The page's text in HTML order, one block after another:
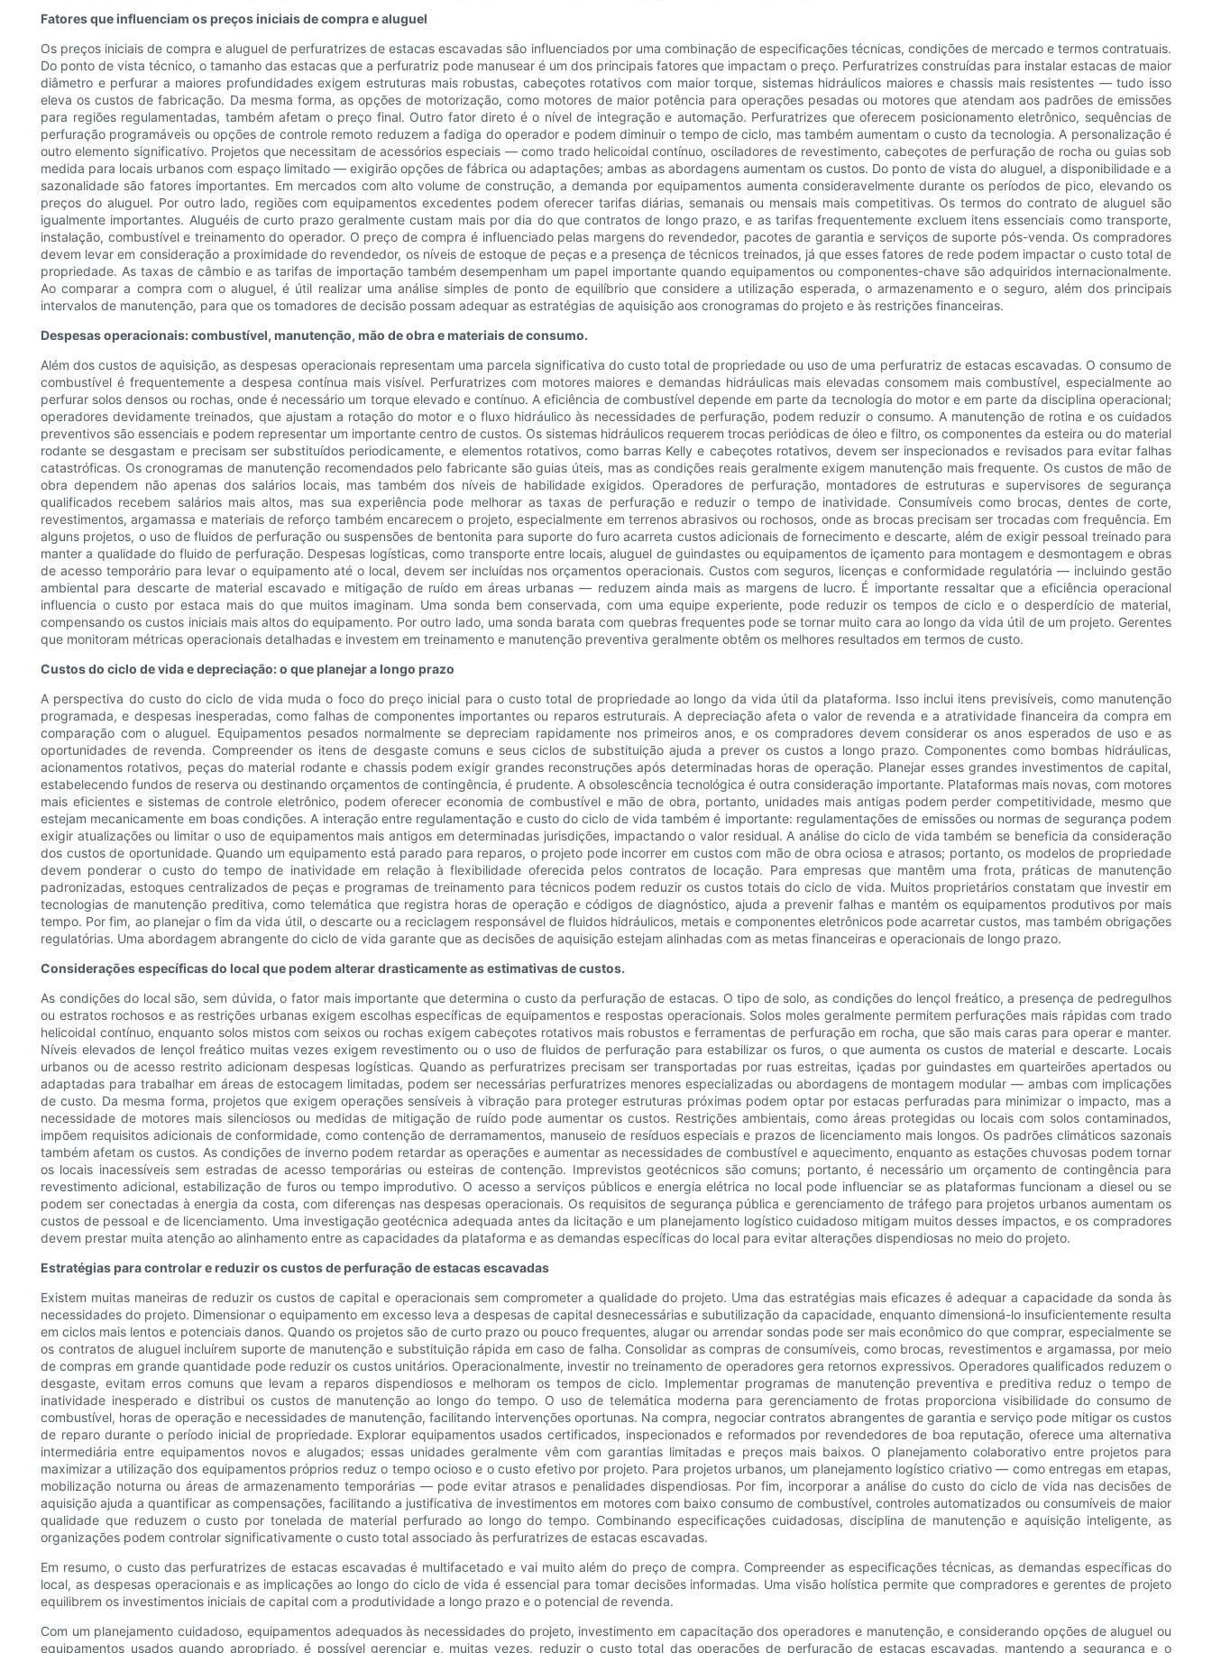
Fatores que influenciam os preços iniciais de compra e aluguel
Os preços iniciais de compra e aluguel de perfuratrizes de estacas escavadas são influenciados por uma combinação de especificações técnicas, condições de mercado e termos contratuais.
Do ponto de vista técnico, o tamanho das estacas que a perfuratriz pode manusear é um dos principais fatores que impactam o preço. Perfuratrizes construídas para instalar estacas de maior
diâmetro e perfurar a maiores profundidades exigem estruturas mais robustas, cabeçotes rotativos com maior torque, sistemas hidráulicos maiores e chassis mais resistentes — tudo isso
eleva os custos de fabricação. Da mesma forma, as opções de motorização, como motores de maior potência para operações pesadas ou motores que atendam aos padrões de emissões
para regiões regulamentadas, também afetam o preço final. Outro fator direto é o nível de integração e automação. Perfuratrizes que oferecem posicionamento eletrônico, sequências de
perfuração programáveis ​​ou opções de controle remoto reduzem a fadiga do operador e podem diminuir o tempo de ciclo, mas também aumentam o custo da tecnologia. A personalização é
outro elemento significativo. Projetos que necessitam de acessórios especiais — como trado helicoidal contínuo, osciladores de revestimento, cabeçotes de perfuração de rocha ou guias sob
medida para locais urbanos com espaço limitado — exigirão opções de fábrica ou adaptações; ambas as abordagens aumentam os custos. Do ponto de vista do aluguel, a disponibilidade e a
sazonalidade são fatores importantes. Em mercados com alto volume de construção, a demanda por equipamentos aumenta consideravelmente durante os períodos de pico, elevando os
preços do aluguel. Por outro lado, regiões com equipamentos excedentes podem oferecer tarifas diárias, semanais ou mensais mais competitivas. Os termos do contrato de aluguel são
igualmente importantes. Aluguéis de curto prazo geralmente custam mais por dia do que contratos de longo prazo, e as tarifas frequentemente excluem itens essenciais como transporte,
instalação, combustível e treinamento do operador. O preço de compra é influenciado pelas margens do revendedor, pacotes de garantia e serviços de suporte pós-venda. Os compradores
devem levar em consideração a proximidade do revendedor, os níveis de estoque de peças e a presença de técnicos treinados, já que esses fatores de rede podem impactar o custo total de
propriedade. As taxas de câmbio e as tarifas de importação também desempenham um papel importante quando equipamentos ou componentes-chave são adquiridos internacionalmente.
Ao comparar a compra com o aluguel, é útil realizar uma análise simples de ponto de equilíbrio que considere a utilização esperada, o armazenamento e o seguro, além dos principais
intervalos de manutenção, para que os tomadores de decisão possam adequar as estratégias de aquisição aos cronogramas do projeto e às restrições financeiras.
Despesas operacionais: combustível, manutenção, mão de obra e materiais de consumo.
Além dos custos de aquisição, as despesas operacionais representam uma parcela significativa do custo total de propriedade ou uso de uma perfuratriz de estacas escavadas. O consumo de
combustível é frequentemente a despesa contínua mais visível. Perfuratrizes com motores maiores e demandas hidráulicas mais elevadas consomem mais combustível, especialmente ao
perfurar solos densos ou rochas, onde é necessário um torque elevado e contínuo. A eficiência de combustível depende em parte da tecnologia do motor e em parte da disciplina operacional;
operadores devidamente treinados, que ajustam a rotação do motor e o fluxo hidráulico às necessidades de perfuração, podem reduzir o consumo. A manutenção de rotina e os cuidados
preventivos são essenciais e podem representar um importante centro de custos. Os sistemas hidráulicos requerem trocas periódicas de óleo e filtro, os componentes da esteira ou do material
rodante se desgastam e precisam ser substituídos periodicamente, e elementos rotativos, como barras Kelly e cabeçotes rotativos, devem ser inspecionados e revisados ​​para evitar falhas
catastróficas. Os cronogramas de manutenção recomendados pelo fabricante são guias úteis, mas as condições reais geralmente exigem manutenção mais frequente. Os custos de mão de
obra dependem não apenas dos salários locais, mas também dos níveis de habilidade exigidos. Operadores de perfuração, montadores de estruturas e supervisores de segurança
qualificados recebem salários mais altos, mas sua experiência pode melhorar as taxas de perfuração e reduzir o tempo de inatividade. Consumíveis como brocas, dentes de corte,
revestimentos, argamassa e materiais de reforço também encarecem o projeto, especialmente em terrenos abrasivos ou rochosos, onde as brocas precisam ser trocadas com frequência. Em
alguns projetos, o uso de fluidos de perfuração ou suspensões de bentonita para suporte do furo acarreta custos adicionais de fornecimento e descarte, além de exigir pessoal treinado para
manter a qualidade do fluido de perfuração. Despesas logísticas, como transporte entre locais, aluguel de guindastes ou equipamentos de içamento para montagem e desmontagem e obras
de acesso temporário para levar o equipamento até o local, devem ser incluídas nos orçamentos operacionais. Custos com seguros, licenças e conformidade regulatória — incluindo gestão
ambiental para descarte de material escavado e mitigação de ruído em áreas urbanas — reduzem ainda mais as margens de lucro. É importante ressaltar que a eficiência operacional
influencia o custo por estaca mais do que muitos imaginam. Uma sonda bem conservada, com uma equipe experiente, pode reduzir os tempos de ciclo e o desperdício de material,
compensando os custos iniciais mais altos do equipamento. Por outro lado, uma sonda barata com quebras frequentes pode se tornar muito cara ao longo da vida útil de um projeto. Gerentes
que monitoram métricas operacionais detalhadas e investem em treinamento e manutenção preventiva geralmente obtêm os melhores resultados em termos de custo.
Custos do ciclo de vida e depreciação: o que planejar a longo prazo
A perspectiva do custo do ciclo de vida muda o foco do preço inicial para o custo total de propriedade ao longo da vida útil da plataforma. Isso inclui itens previsíveis, como manutenção
programada, e despesas inesperadas, como falhas de componentes importantes ou reparos estruturais. A depreciação afeta o valor de revenda e a atratividade financeira da compra em
comparação com o aluguel. Equipamentos pesados ​​normalmente se depreciam rapidamente nos primeiros anos, e os compradores devem considerar os anos esperados de uso e as
oportunidades de revenda. Compreender os itens de desgaste comuns e seus ciclos de substituição ajuda a prever os custos a longo prazo. Componentes como bombas hidráulicas,
acionamentos rotativos, peças do material rodante e chassis podem exigir grandes reconstruções após determinadas horas de operação. Planejar esses grandes investimentos de capital,
estabelecendo fundos de reserva ou destinando orçamentos de contingência, é prudente. A obsolescência tecnológica é outra consideração importante. Plataformas mais novas, com motores
mais eficientes e sistemas de controle eletrônico, podem oferecer economia de combustível e mão de obra, portanto, unidades mais antigas podem perder competitividade, mesmo que
estejam mecanicamente em boas condições. A interação entre regulamentação e custo do ciclo de vida também é importante: regulamentações de emissões ou normas de segurança podem
exigir atualizações ou limitar o uso de equipamentos mais antigos em determinadas jurisdições, impactando o valor residual. A análise do ciclo de vida também se beneficia da consideração
dos custos de oportunidade. Quando um equipamento está parado para reparos, o projeto pode incorrer em custos com mão de obra ociosa e atrasos; portanto, os modelos de propriedade
devem ponderar o custo do tempo de inatividade em relação à flexibilidade oferecida pelos contratos de locação. Para empresas que mantêm uma frota, práticas de manutenção
padronizadas, estoques centralizados de peças e programas de treinamento para técnicos podem reduzir os custos totais do ciclo de vida. Muitos proprietários constatam que investir em
tecnologias de manutenção preditiva, como telemática que registra horas de operação e códigos de diagnóstico, ajuda a prevenir falhas e mantém os equipamentos produtivos por mais
tempo. Por fim, ao planejar o fim da vida útil, o descarte ou a reciclagem responsável de fluidos hidráulicos, metais e componentes eletrônicos pode acarretar custos, mas também obrigações
regulatórias. Uma abordagem abrangente do ciclo de vida garante que as decisões de aquisição estejam alinhadas com as metas financeiras e operacionais de longo prazo.
Considerações específicas do local que podem alterar drasticamente as estimativas de custos.
As condições do local são, sem dúvida, o fator mais importante que determina o custo da perfuração de estacas. O tipo de solo, as condições do lençol freático, a presença de pedregulhos
ou estratos rochosos e as restrições urbanas exigem escolhas específicas de equipamentos e respostas operacionais. Solos moles geralmente permitem perfurações mais rápidas com trado
helicoidal contínuo, enquanto solos mistos com seixos ou rochas exigem cabeçotes rotativos mais robustos e ferramentas de perfuração em rocha, que são mais caras para operar e manter.
Níveis elevados de lençol freático muitas vezes exigem revestimento ou o uso de fluidos de perfuração para estabilizar os furos, o que aumenta os custos de material e descarte. Locais
urbanos ou de acesso restrito adicionam despesas logísticas. Quando as perfuratrizes precisam ser transportadas por ruas estreitas, içadas por guindastes em quarteirões apertados ou
adaptadas para trabalhar em áreas de estocagem limitadas, podem ser necessárias perfuratrizes menores especializadas ou abordagens de montagem modular — ambas com implicações
de custo. Da mesma forma, projetos que exigem operações sensíveis à vibração para proteger estruturas próximas podem optar por estacas perfuradas para minimizar o impacto, mas a
necessidade de motores mais silenciosos ou medidas de mitigação de ruído pode aumentar os custos. Restrições ambientais, como áreas protegidas ou locais com solos contaminados,
impõem requisitos adicionais de conformidade, como contenção de derramamentos, manuseio de resíduos especiais e prazos de licenciamento mais longos. Os padrões climáticos sazonais
também afetam os custos. As condições de inverno podem retardar as operações e aumentar as necessidades de combustível e aquecimento, enquanto as estações chuvosas podem tornar
os locais inacessíveis sem estradas de acesso temporárias ou esteiras de contenção. Imprevistos geotécnicos são comuns; portanto, é necessário um orçamento de contingência para
revestimento adicional, estabilização de furos ou tempo improdutivo. O acesso a serviços públicos e energia elétrica no local pode influenciar se as plataformas funcionam a diesel ou se
podem ser conectadas à energia da costa, com diferenças nas despesas operacionais. Os requisitos de segurança pública e gerenciamento de tráfego para projetos urbanos aumentam os
custos de pessoal e de licenciamento. Uma investigação geotécnica adequada antes da licitação e um planejamento logístico cuidadoso mitigam muitos desses impactos, e os compradores
devem prestar muita atenção ao alinhamento entre as capacidades da plataforma e as demandas específicas do local para evitar alterações dispendiosas no meio do projeto.
Estratégias para controlar e reduzir os custos de perfuração de estacas escavadas
Existem muitas maneiras de reduzir os custos de capital e operacionais sem comprometer a qualidade do projeto. Uma das estratégias mais eficazes é adequar a capacidade da sonda às
necessidades do projeto. Dimensionar o equipamento em excesso leva a despesas de capital desnecessárias e subutilização da capacidade, enquanto dimensioná-lo insuficientemente resulta
em ciclos mais lentos e potenciais danos. Quando os projetos são de curto prazo ou pouco frequentes, alugar ou arrendar sondas pode ser mais econômico do que comprar, especialmente se
os contratos de aluguel incluírem suporte de manutenção e substituição rápida em caso de falha. Consolidar as compras de consumíveis, como brocas, revestimentos e argamassa, por meio
de compras em grande quantidade pode reduzir os custos unitários. Operacionalmente, investir no treinamento de operadores gera retornos expressivos. Operadores qualificados reduzem o
desgaste, evitam erros comuns que levam a reparos dispendiosos e melhoram os tempos de ciclo. Implementar programas de manutenção preventiva e preditiva reduz o tempo de
inatividade inesperado e distribui os custos de manutenção ao longo do tempo. O uso de telemática moderna para gerenciamento de frotas proporciona visibilidade do consumo de
combustível, horas de operação e necessidades de manutenção, facilitando intervenções oportunas. Na compra, negociar contratos abrangentes de garantia e serviço pode mitigar os custos
de reparo durante o período inicial de propriedade. Explorar equipamentos usados ​​certificados, inspecionados e reformados por revendedores de boa reputação, oferece uma alternativa
intermediária entre equipamentos novos e alugados; essas unidades geralmente vêm com garantias limitadas e preços mais baixos. O planejamento colaborativo entre projetos para
maximizar a utilização dos equipamentos próprios reduz o tempo ocioso e o custo efetivo por projeto. Para projetos urbanos, um planejamento logístico criativo — como entregas em etapas,
mobilização noturna ou áreas de armazenamento temporárias — pode evitar atrasos e penalidades dispendiosas. Por fim, incorporar a análise do custo do ciclo de vida nas decisões de
aquisição ajuda a quantificar as compensações, facilitando a justificativa de investimentos em motores com baixo consumo de combustível, controles automatizados ou consumíveis de maior
qualidade que reduzem o custo por tonelada de material perfurado ao longo do tempo. Combinando especificações cuidadosas, disciplina de manutenção e aquisição inteligente, as
organizações podem controlar significativamente o custo total associado às perfuratrizes de estacas escavadas.
Em resumo, o custo das perfuratrizes de estacas escavadas é multifacetado e vai muito além do preço de compra. Compreender as especificações técnicas, as demandas específicas do
local, as despesas operacionais e as implicações ao longo do ciclo de vida é essencial para tomar decisões informadas. Uma visão holística permite que compradores e gerentes de projeto
equilibrem os investimentos iniciais de capital com a produtividade a longo prazo e o potencial de revenda.
Com um planejamento cuidadoso, equipamentos adequados às necessidades do projeto, investimento em capacitação dos operadores e manutenção, e considerando opções de aluguel ou
equipamentos usados ​​quando apropriado, é possível gerenciar e, muitas vezes, reduzir o custo total das operações de perfuração de estacas escavadas, mantendo a segurança e o